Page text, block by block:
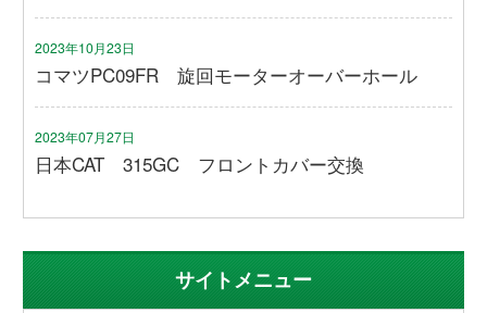
2023年10月23日
コマツPC09FR 旋回モーターオーバーホール
2023年07月27日
日本CAT 315GC フロントカバー交換
サイトメニュー